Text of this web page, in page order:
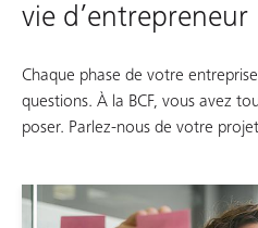
vie d’entrepreneur
Chaque phase de votre
questions. À la BCF, vous avez
poser. Parlez-nous de votre